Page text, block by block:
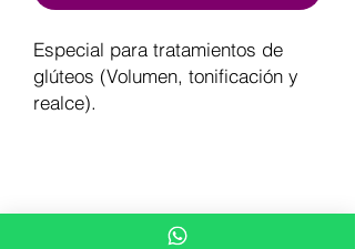
Especial para tratamientos de
glúteos (Volumen, tonificación y
realce).